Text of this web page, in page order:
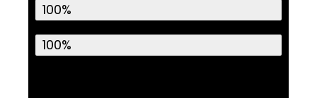
Rede de Esgoto
100%
Asfalto
100%